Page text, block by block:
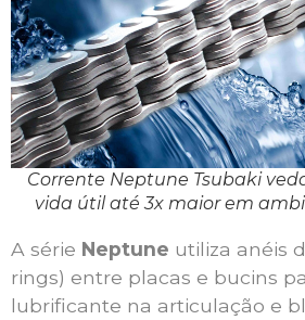
Corrente Neptune Tsubaki
vida útil até 3x maior em
A série Neptune utiliza anéis
rings) entre placas e bucins
lubrificante na articulação e